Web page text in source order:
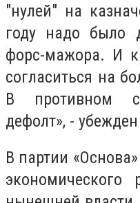
"нулей" на
году надо было
форс-мажора. И
согласиться на
В противном
дефолт», -
В партии